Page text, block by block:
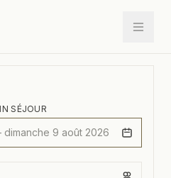
MALBAIE, QUÉBEC
SÉJOUR
9 août 2026